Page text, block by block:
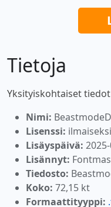
Tietoja
Yksityiskohtaiset
Nimi:
Lisenssi:
Lisäyspäivä:
Lisännyt:
Tiedosto:
Koko: 72,15 kt
Formaattityyppi: